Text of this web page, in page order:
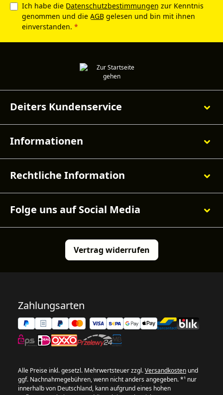
Ich habe die Datenschutzbestimmungen zur Kenntnis
genommen und die AGB gelesen und bin mit ihnen
einverstanden. *
Deiters Kundenservice
Informationen
Rechtliche Information
Folge uns auf Social Media
Vertrag widerrufen
Zahlungsarten
Alle Preise inkl. gesetzl. Mehrwertsteuer zzgl.Versandkosten und
ggf. Nachnahmegebühren, wenn nicht anders angegeben. *¹ nur
innerhalb von Deutschland, kann aufgrund eines hohen